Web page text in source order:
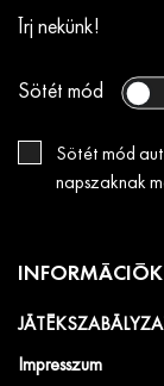
Írj nekünk!
Sötét mód
Sötét mód
napszaknak
INFORMÁCIÓK
Impresszum